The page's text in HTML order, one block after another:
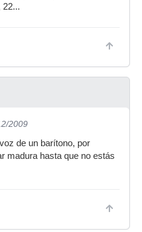
22...
2009
de un barítono, por
madura hasta que no estás